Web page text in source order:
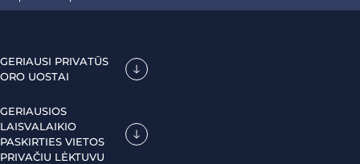
GERIAUSI PRIVATŪS
ORO UOSTAI
GERIAUSIOS
LAISVALAIKIO
PASKIRTIES VIETOS
PRIVAČIU LĖKTUVU